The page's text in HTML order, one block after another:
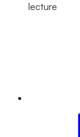
lecture